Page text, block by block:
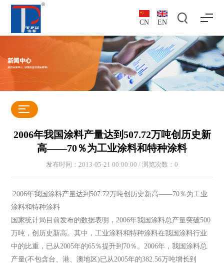
CN EN
2006年我国涂料产量达到507.72万吨创历史新
高——70％为工业涂料和特种涂料
发布时间：2013-05-21 00:00:00 / 浏览次数： 0
2006年我国涂料产量达到507.72万吨创历史新高——70％为工业
涂料和特种涂料
国家统计局目前发布的数据表明，2006年我国涂料总产量突破500
万吨，创历史新高。其中，工业涂料和特种涂料在我国涂料行业
中的比重，已从2005年的65％提升到70％。2006年，我国涂料总
产量(不包含台、港、澳地区)已从2005年的382.56万吨增长到